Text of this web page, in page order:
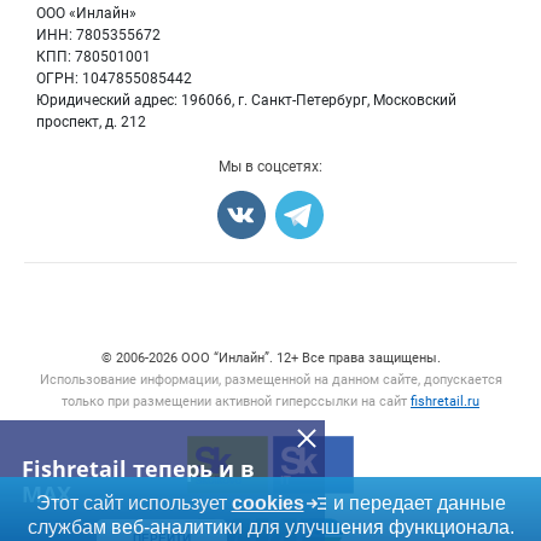
Fishretail теперь и в
MAX
ПЕРЕЙТИ
ООО «Инлайн»
ИНН: 7805355672
КПП: 780501001
ОГРН: 1047855085442
Юридический адрес: 196066, г. Санкт-Петербург, Московский
проспект, д. 212
Блог
Мы в соцсетях:
© 2006‑2026 ООО “Инлайн”. 12+ Все права защищены.
Использование информации, размещенной на данном сайте, допускается
только при размещении активной гиперссылки на сайт fishretail.ru
Этот сайт использует cookies
и передает данные
службам веб-аналитики для улучшения функционала.